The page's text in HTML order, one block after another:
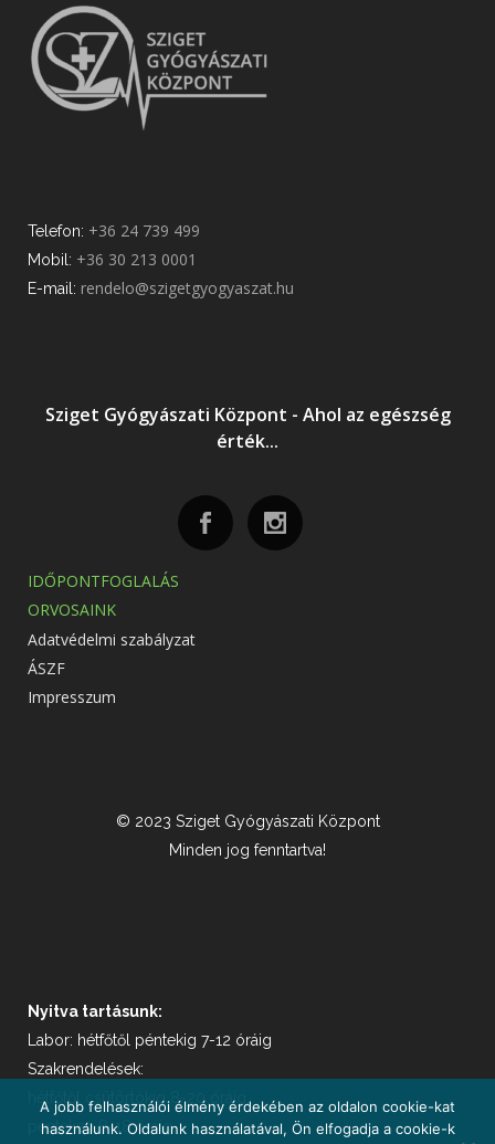
Telefon: +36 24 739 499
Mobil: +36 30 213 0001
E-mail: rendelo@szigetgyogyaszat.hu
Sziget Gyógyászati Központ - Ahol az egészség
érték...
IDŐPONTFOGLALÁS
ORVOSAINK
Adatvédelmi szabályzat
ÁSZF
Impresszum
© 2023 Sziget Gyógyászati Központ
Minden jog fenntartva!
Nyitva tartásunk:
Labor: hétfőtől péntekig 7-12 óráig
Szakrendelések:
hétfőtől csütörtökig 8-20 óráig,
pénteken 8-18 óráig
A jobb felhasználói élmény érdekében az oldalon cookie-kat
használunk. Oldalunk használatával, Ön elfogadja a cookie-k